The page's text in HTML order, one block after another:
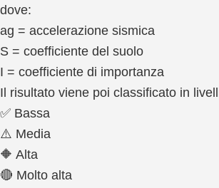
dove:
ag = accelerazione sismica
S = coefficiente del suolo
I = coefficiente di importanza
Il risultato viene poi classificato in
✅ Bassa
⚠️ Media
🔶 Alta
🔴 Molto alta